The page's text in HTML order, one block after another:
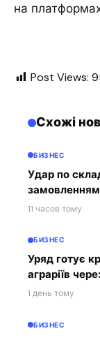
на
Post Views:
Схожі
БИЗНЕС
Удар по
11 часов тому
БИЗНЕС
Уряд готує
аграріїв
1 день тому
БИЗНЕС